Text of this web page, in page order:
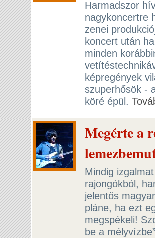
Harmadszor
nagykoncertre
zenei
koncert után
minden
képregények
szuperhősök -
köré épül.
Megérte a
Mindig
rajongókból,
jelentős
pláne, ha ezt
megspékeli!
be a